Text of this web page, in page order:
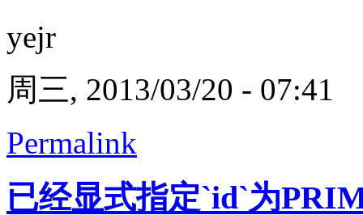
yejr
周三, 2013/03/20 - 07:41
Permalink
已经显式指定`id`为